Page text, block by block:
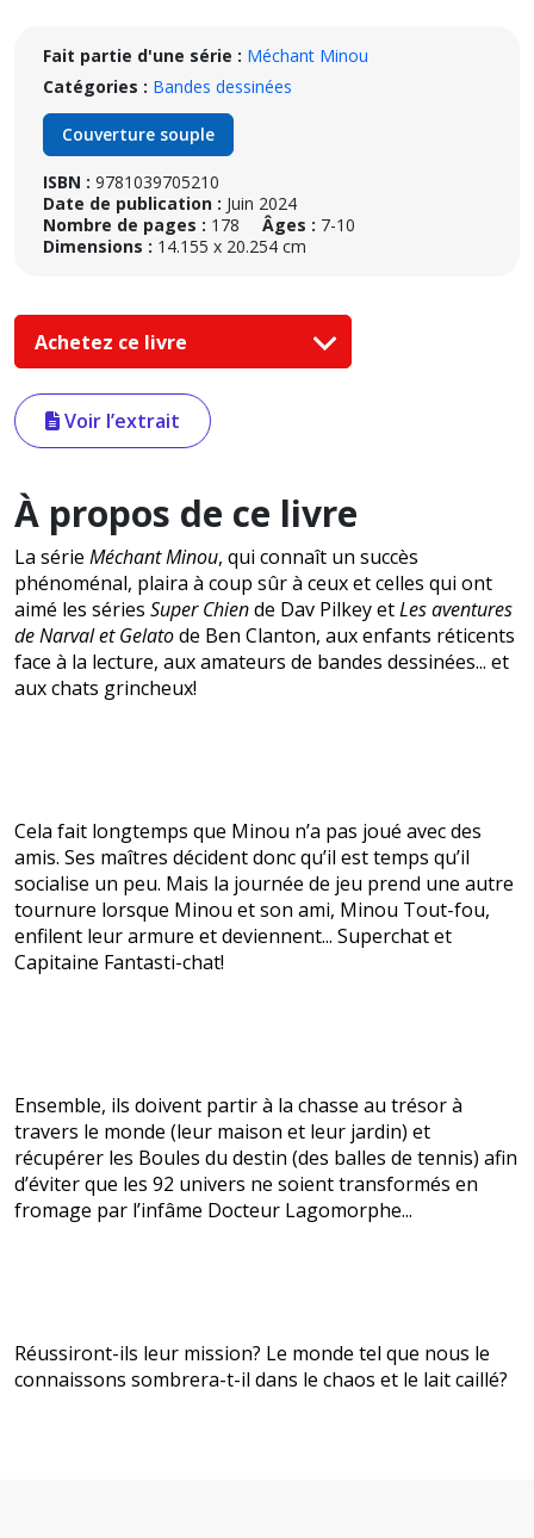
Fait partie d'une série : Méchant Minou
Catégories : Bandes dessinées
Couverture souple
ISBN : 9781039705210
Date de publication : Juin 2024
Nombre de pages : 178 Âges : 7-10
Dimensions : 14.155 x 20.254 cm
Achetez ce livre
Voir l’extrait
À propos de ce livre
La série Méchant Minou, qui connaît un succès
phénoménal, plaira à coup sûr à ceux et celles qui ont
aimé les séries Super Chiende Dav Pilkey etLes aventures
de Narval et Gelatode Ben Clanton, aux enfants réticents
face à la lecture, aux amateurs de bandes dessinées... et
aux chats grincheux!
Cela fait longtemps que Minou n’a pas joué avec des
amis. Ses maîtres décident donc qu’il est temps qu’il
socialise un peu. Mais la journée de jeu prend une autre
tournure lorsque Minou et son ami, Minou Tout-fou,
enfilent leur armure et deviennent... Superchat et
Capitaine Fantasti-chat!
Ensemble, ils doivent partir à la chasse au trésor à
travers le monde (leur maison et leur jardin) et
récupérer les Boules du destin (des balles de tennis) afin
d’éviter que les 92 univers ne soient transformés en
fromage par l’infâme Docteur Lagomorphe...
Réussiront-ils leur mission? Le monde tel que nous le
connaissons sombrera-t-il dans le chaos et le lait caillé?